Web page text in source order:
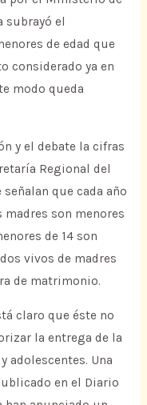
el
de edad que
considerado ya en
modo queda
y el debate la cifras
Regional del
que cada año
son menores
de 14 son
vivos de madres
de matrimonio.
claro que éste no
la entrega de la
adolescentes. Una
en el Diario